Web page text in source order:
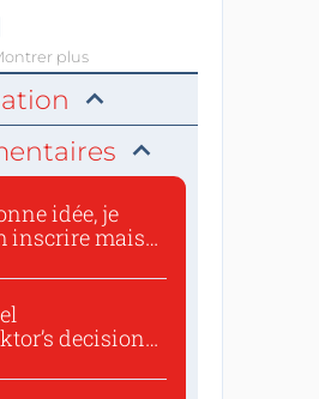
plus
idée, je
inscrire mais
decision